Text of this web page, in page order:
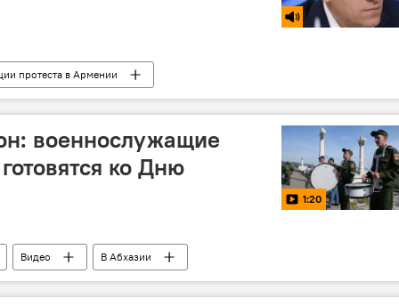
протеста в Армении
военнослужащие
ко Дню
1:20
Видео В Абхазии